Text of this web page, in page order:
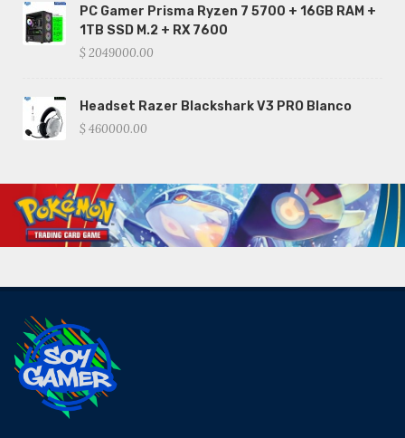
PC Gamer Prisma Ryzen 7 5700 + 16GB RAM +
1TB SSD M.2 + RX 7600
$ 2049000.00
Headset Razer Blackshark V3 PRO Blanco
$ 460000.00